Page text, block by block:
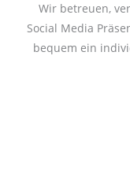
Wir betreuen,
Social Media
bequem ein